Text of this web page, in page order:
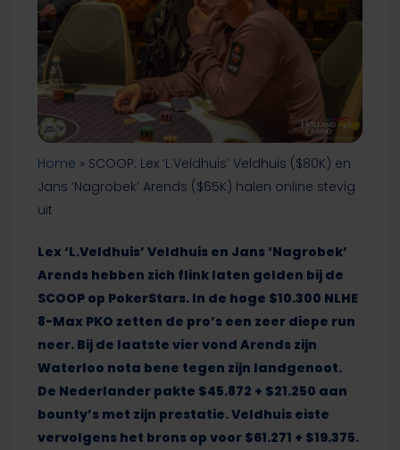
Home » SCOOP: Lex ‘L.Veldhuis’ Veldhuis ($80K) en
Jans ‘Nagrobek’ Arends ($65K) halen online stevig
uit
Lex ‘L.Veldhuis’ Veldhuis en Jans ‘Nagrobek’
Arends hebben zich flink laten gelden bij de
SCOOP op PokerStars. In de hoge $10.300 NLHE
8-Max PKO zetten de pro’s een zeer diepe run
neer. Bij de laatste vier vond Arends zijn
Waterloo nota bene tegen zijn landgenoot.
De Nederlander pakte $45.872 + $21.250 aan
bounty’s met zijn prestatie. Veldhuis eiste
vervolgens het brons op voor $61.271 + $19.375.